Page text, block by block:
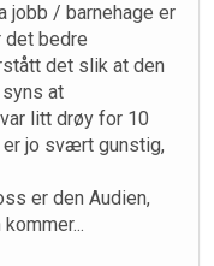
jobb / barnehage er
det bedre
det slik at den
at
litt drøy for 10
er jo svært gunstig,
er den Audien,